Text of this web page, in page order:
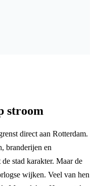
stroom
direct aan Rotterdam.
branderijen en
stad karakter. Maar de
wijken. Veel van hen